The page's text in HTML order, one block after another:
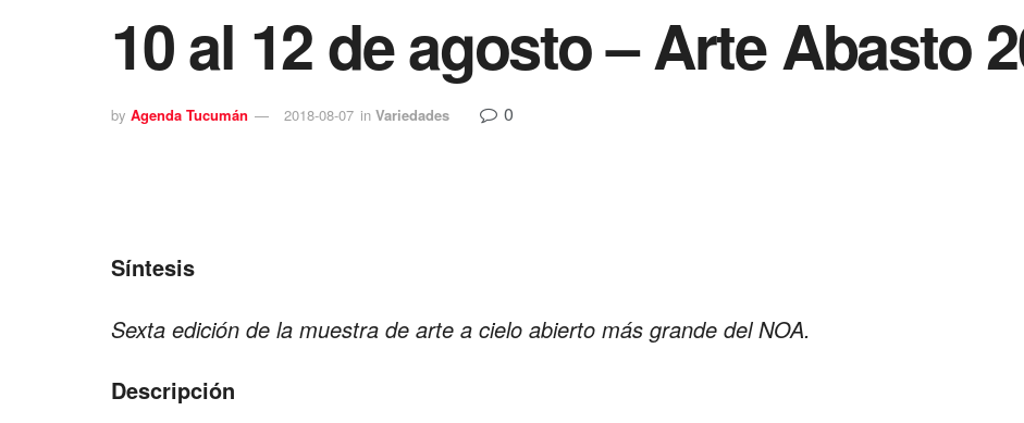
10 al 12 de agosto – Arte Abasto
by Agenda Tucumán 2018-08-07 in Variedades 0
Síntesis
Sexta edición de la muestra de arte a cielo abierto más grande del NOA.
Descripción